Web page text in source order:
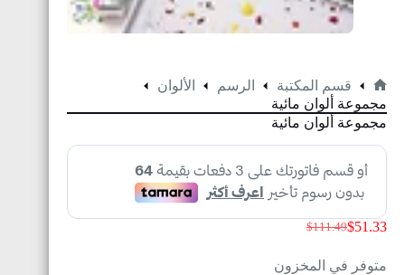
قسم المكتبة الرسم
الألوان
مجموعة ألوان مائية
مجموعة ألوان مائية
$111.49$51.33
متوفر في المخزون